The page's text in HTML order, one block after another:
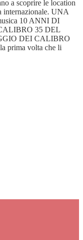
a scoprire le location
internazionale. UNA
10 ANNI DI
35 DEL
DEI CALIBRO
prima volta che li